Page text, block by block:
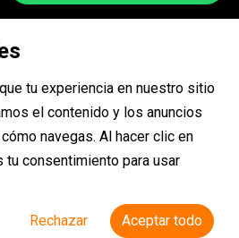
tu experiencia en nuestro sitio
el contenido y los anuncios
navegas. Al hacer clic en
tu consentimiento para usar
Rechazar Aceptar todo